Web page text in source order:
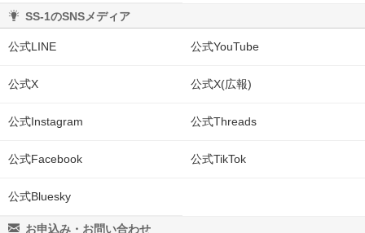
SS-1のSNSメディア
公式LINE 公式YouTube
公式X 公式X(広報)
公式Instagram 公式Threads
公式Facebook 公式TikTok
公式Bluesky
お申込み・お問い合わせ